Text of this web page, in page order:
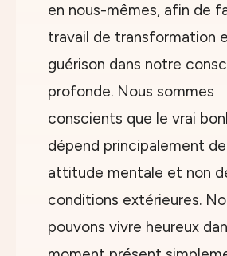
en nous-mêmes, afin de
travail de transformation
guérison dans notre
profonde. Nous sommes
conscients que le vrai
dépend principalement
attitude mentale et non
conditions extérieures.
pouvons vivre heureux